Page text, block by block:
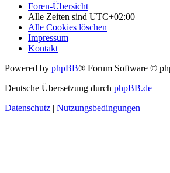
Foren-Übersicht
Alle Zeiten sind UTC+02:00
Alle Cookies löschen
Impressum
Kontakt
Powered by phpBB® Forum Software ©
Deutsche Übersetzung durch phpBB.de
Datenschutz | Nutzungsbedingungen